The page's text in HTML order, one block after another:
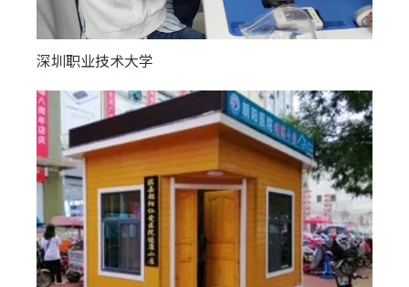
深圳职业技术大学